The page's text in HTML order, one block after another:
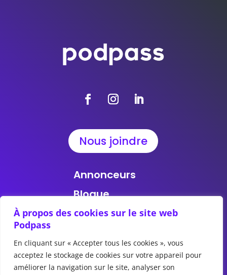
À propos des cookies sur le site web
Podpass
En cliquant sur « Accepter tous les cookies », vous
acceptez le stockage de cookies sur votre appareil pour
améliorer la navigation sur le site, analyser son
Nous joindre
Annonceurs
Blogue
Rapports